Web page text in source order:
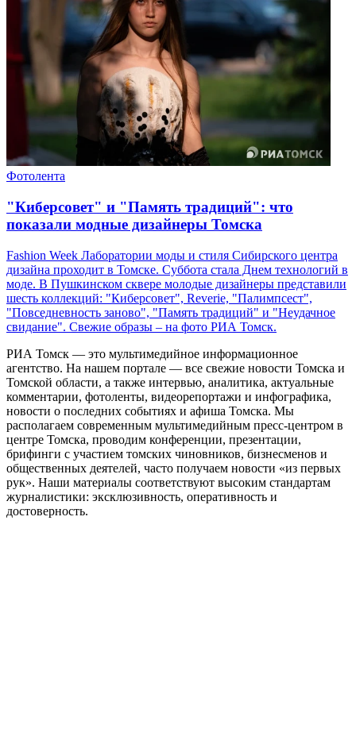
Фотолента
"Киберсовет" и "Память традиций": что
показали модные дизайнеры Томска
Fashion Week Лаборатории моды и стиля Сибирского центра
дизайна проходит в Томске. Суббота стала Днем технологий в
моде. В Пушкинском сквере молодые дизайнеры представили
шесть коллекций: "Киберсовет", Reverie, "Палимпсест",
"Повседневность заново", "Память традиций" и "Неудачное
свидание". Свежие образы – на фото РИА Томск.
РИА Томск — это мультимедийное информационное
агентство. На нашем портале — все свежие новости Томска и
Томской области, а также интервью, аналитика, актуальные
комментарии, фотоленты, видеорепортажи и инфографика,
новости о последних событиях и афиша Томска. Мы
располагаем современным мультимедийным пресс-центром в
центре Томска, проводим конференции, презентации,
брифинги с участием томских чиновников, бизнесменов и
общественных деятелей, часто получаем новости «из первых
рук». Наши материалы соответствуют высоким стандартам
журналистики: эксклюзивность, оперативность и
достоверность.